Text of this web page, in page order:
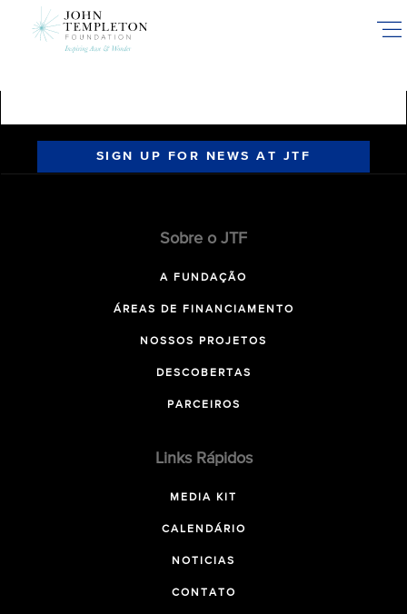
SIGN UP FOR NEWS AT JTF
Sobre o JTF
A FUNDAÇÃO
ÁREAS DE FINANCIAMENTO
NOSSOS PROJETOS
DESCOBERTAS
PARCEIROS
Links Rápidos
MEDIA KIT
CALENDÁRIO
NOTICIAS
CONTATO